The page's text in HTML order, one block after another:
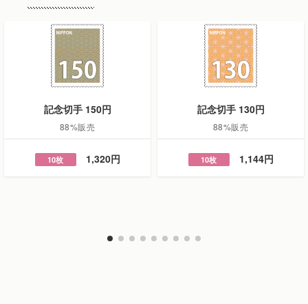
記念切手 150円
88%販売
10枚 1,320円
記念切手 130円
88%販売
10枚 1,144円